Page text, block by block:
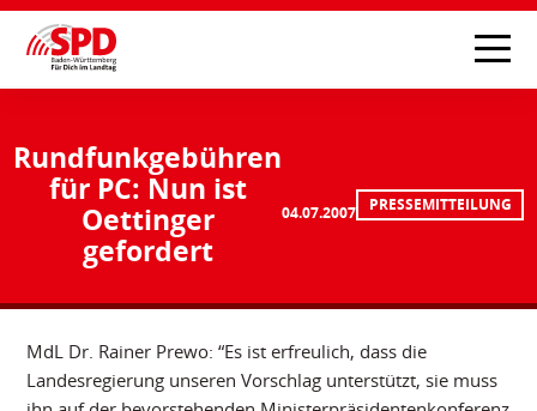
Rundfunkgebühren
für PC: Nun ist
Oettinger
gefordert
04.07.2007 PRESSEMITTEILUNG
MdL Dr. Rainer Prewo: “Es ist erfreulich, dass die
Landesregierung unseren Vorschlag unterstützt, sie muss